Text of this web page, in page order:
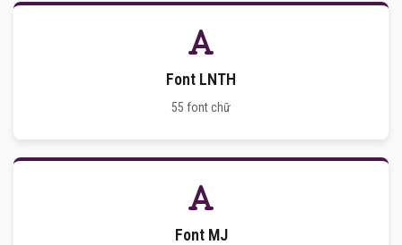
Font LNTH
55 font chữ
Font MJ